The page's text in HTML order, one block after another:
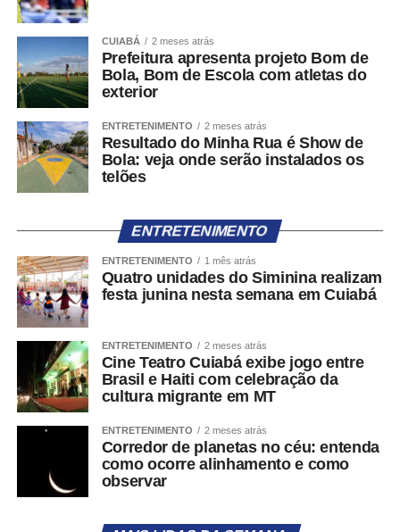
COMENTE ABAIXO:
WhatsApp
Facebook
Twitter
Messenger
LinkedIn
Share
CUIABÁ 2 meses atrás
Prefeitura apresenta projeto Bom de
Bola, Bom de Escola com atletas do
exterior
ENTRETENIMENTO 2 meses atrás
Resultado do Minha Rua é Show de
Bola: veja onde serão instalados os
telões
ENTRETENIMENTO
ENTRETENIMENTO 1 mês atrás
Quatro unidades do Siminina realizam
festa junina nesta semana em Cuiabá
ENTRETENIMENTO 2 meses atrás
Cine Teatro Cuiabá exibe jogo entre
Brasil e Haiti com celebração da
cultura migrante em MT
ENTRETENIMENTO 2 meses atrás
Corredor de planetas no céu: entenda
como ocorre alinhamento e como
observar